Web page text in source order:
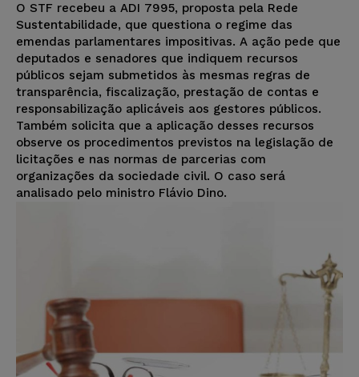
O STF recebeu a ADI 7995, proposta pela Rede
Sustentabilidade, que questiona o regime das
emendas parlamentares impositivas. A ação pede que
deputados e senadores que indiquem recursos
públicos sejam submetidos às mesmas regras de
transparência, fiscalização, prestação de contas e
responsabilização aplicáveis aos gestores públicos.
Também solicita que a aplicação desses recursos
observe os procedimentos previstos na legislação de
licitações e nas normas de parcerias com
organizações da sociedade civil. O caso será
analisado pelo ministro Flávio Dino.